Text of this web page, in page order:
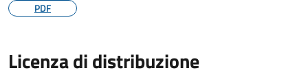
PDF
Licenza di distribuzione